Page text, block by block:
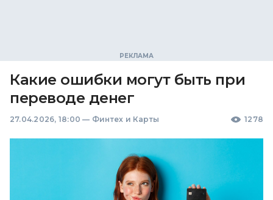
Какие ошибки могут быть при
переводе денег
27.04.2026, 18:00 — Финтех и Карты 1278